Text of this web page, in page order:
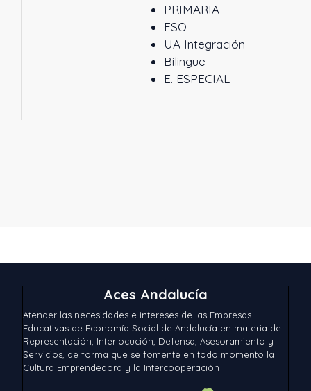
PRIMARIA
ESO
UA Integración
Bilingüe
E. ESPECIAL
Aces Andalucía
Atender las necesidades e intereses de las Empresas
Educativas de Economía Social de Andalucía en materia de
Representación, Interlocución, Defensa, Asesoramiento y
Servicios, de forma que se fomente en todo momento la
Cultura Emprendedora y la Intercooperación